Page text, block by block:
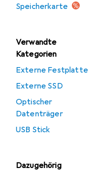
Speicherkarte
Verwandte
Kategorien
Externe Festplatte
Externe SSD
Optischer
Datenträger
USB Stick
Dazugehörig